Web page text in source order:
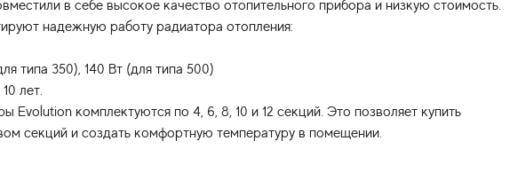
в себе высокое качество отопительного прибора и низкую стоимость.
надежную работу радиатора отопления:
типа 350), 140 Вт (для типа 500)
лет.
комплектуются по 4, 6, 8, 10 и 12 секций. Это позволяет купить